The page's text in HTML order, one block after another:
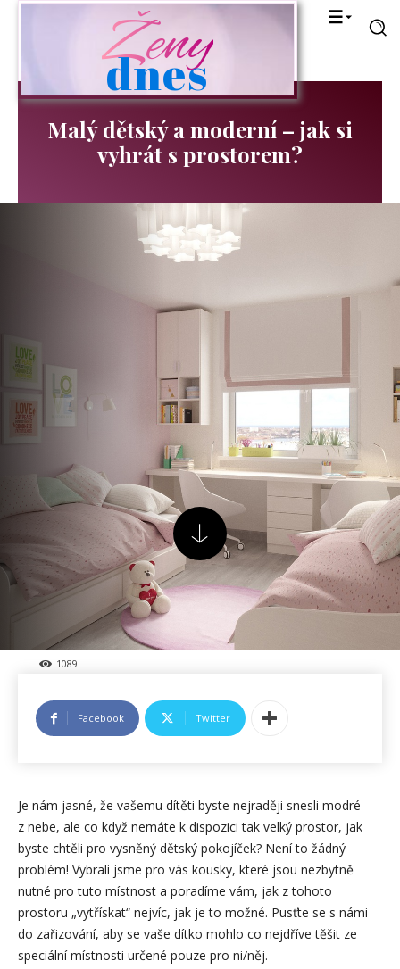
Ženy
dnes
Malý dětský a moderní – jak si
vyhrát s prostorem?
1089
Facebook Twitter
Je nám jasné, že vašemu dítěti byste nejraději snesli modré
z nebe, ale co když nemáte k dispozici tak velký prostor, jak
byste chtěli pro vysněný dětský pokojíček? Není to žádný
problém! Vybrali jsme pro vás kousky, které jsou nezbytně
nutné pro tuto místnost a poradíme vám, jak z tohoto
prostoru „vytřískat“ nejvíc, jak je to možné. Pusťte se s námi
do zařizování, aby se vaše dítko mohlo co nejdříve těšit ze
speciální místnosti určené pouze pro ni/něj.